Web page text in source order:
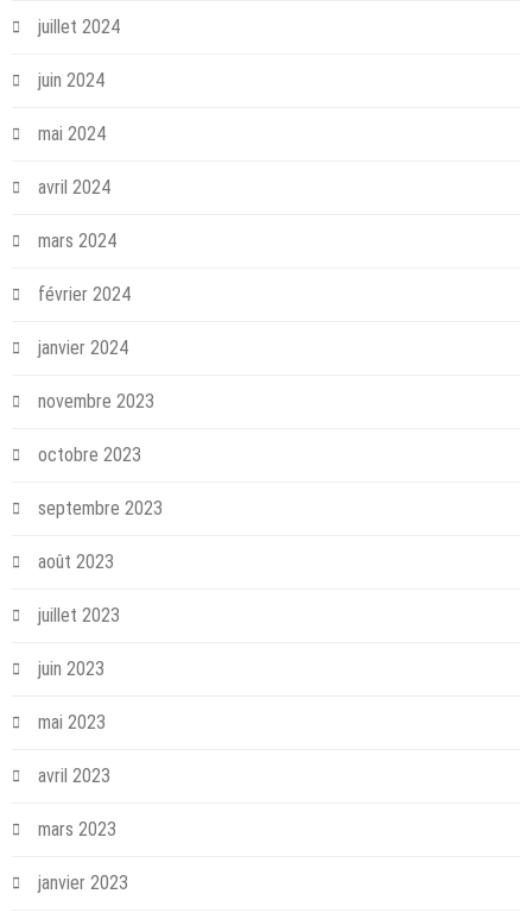
juillet 2024
juin 2024
mai 2024
avril 2024
mars 2024
février 2024
janvier 2024
novembre 2023
octobre 2023
septembre 2023
août 2023
juillet 2023
juin 2023
mai 2023
avril 2023
mars 2023
janvier 2023